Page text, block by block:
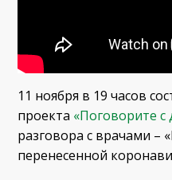
11 ноября в 19 часов
проекта «Поговорите
разговора с врачами –
перенесенной